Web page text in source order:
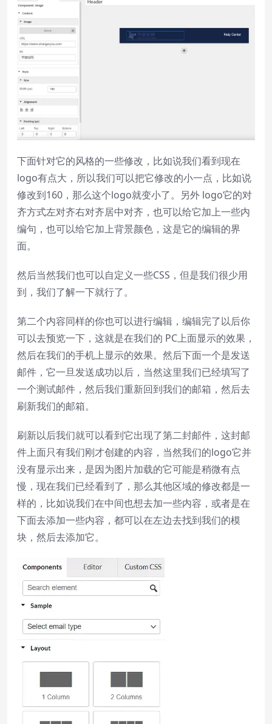
下面针对它的风格的一些修改，比如说我们看到现在
logo有点大，所以我们可以把它修改的小一点，比如说
修改到160，那么这个logo就变小了。另外 logo它的对
齐方式左对齐右对齐居中对齐，也可以给它加上一些内
编句，也可以给它加上背景颜色，这是它的编辑的界
面。
然后当然我们也可以自定义一些CSS，但是我们很少用
到，我们了解一下就行了。
第二个内容同样的你也可以进行编辑，编辑完了以后你
可以去预览一下，这就是在我们的 PC上面显示的效果，
然后在我们的手机上显示的效果。然后下面一个是发送
邮件，它一旦发送成功以后，当然这里我们已经填写了
一个测试邮件，然后我们重新回到我们的邮箱，然后去
刷新我们的邮箱。
刷新以后我们就可以看到它出现了第二封邮件，这封邮
件上面只有我们刚才创建的内容，当然我们的logo它并
没有显示出来，是因为图片加载的它可能是稍微有点
慢，现在我们已经看到了，那么其他区域的修改都是一
样的，比如说我们在中间也想去加一些内容，或者是在
下面去添加一些内容，都可以在左边去找到我们的模
块，然后去添加它。